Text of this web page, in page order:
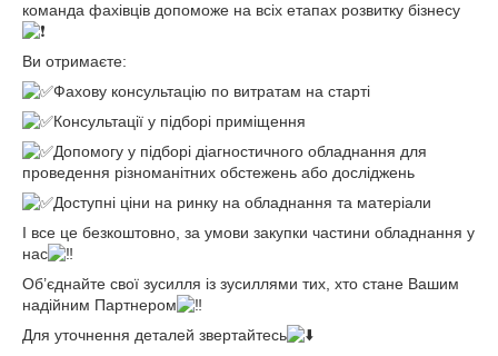
команда фахівців допоможе на всіх етапах розвитку бізнесу
Ви отримаєте:
Фахову консультацію по витратам на старті
Консультації у підборі приміщення
Допомогу у підборі діагностичного обладнання для
проведення різноманітних обстежень або досліджень
Доступні ціни на ринку на обладнання та матеріали
І все це безкоштовно, за умови закупки частини обладнання у
нас
Об’єднайте свої зусилля із зусиллями тих, хто стане Вашим
надійним Партнером
Для уточнення деталей звертайтесь